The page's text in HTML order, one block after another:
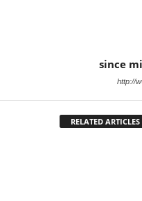
since
http://
RELATED ARTICLES